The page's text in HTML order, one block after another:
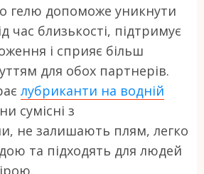
гелю допоможе уникнути
час близькості, підтримує
і сприяє більш
для обох партнерів.
лубриканти на водній
сумісні з
не залишають плям, легко
та підходять для людей